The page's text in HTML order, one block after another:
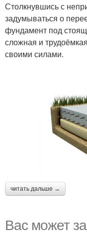
Столкнувшись с
задумываться о
фундамент под
сложная и
своими силами.
читать дальше →
Вас может